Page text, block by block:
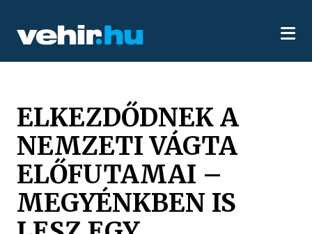
ELKEZDŐDNEK A
NEMZETI VÁGTA
ELŐFUTAMAI –
MEGYÉNKBEN IS